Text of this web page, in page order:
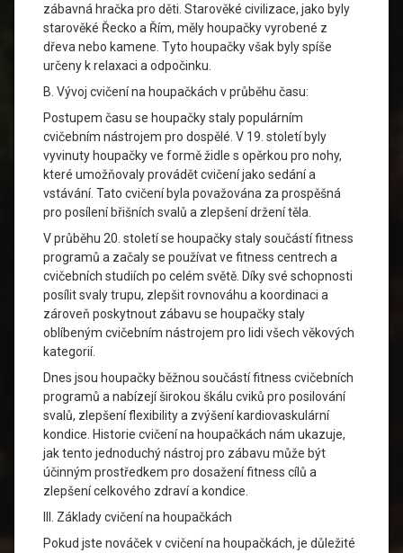
zábavná hračka pro děti. Starověké civilizace, jako byly
starověké Řecko a Řím, měly houpačky vyrobené z
dřeva nebo kamene. Tyto houpačky však byly spíše
určeny k relaxaci a odpočinku.
B. Vývoj cvičení na houpačkách v průběhu času:
Postupem času se houpačky staly populárním
cvičebním nástrojem pro dospělé. V 19. století byly
vyvinuty houpačky ve formě židle s opěrkou pro nohy,
které umožňovaly provádět cvičení jako sedání a
vstávání. Tato cvičení byla považována za prospěšná
pro posílení břišních svalů a zlepšení držení těla.
V průběhu 20. století se houpačky staly součástí fitness
programů a začaly se používat ve fitness centrech a
cvičebních studiích po celém světě. Díky své schopnosti
posílit svaly trupu, zlepšit rovnováhu a koordinaci a
zároveň poskytnout zábavu se houpačky staly
oblíbeným cvičebním nástrojem pro lidi všech věkových
kategorií.
Dnes jsou houpačky běžnou součástí fitness cvičebních
programů a nabízejí širokou škálu cviků pro posilování
svalů, zlepšení flexibility a zvýšení kardiovaskulární
kondice. Historie cvičení na houpačkách nám ukazuje,
jak tento jednoduchý nástroj pro zábavu může být
účinným prostředkem pro dosažení fitness cílů a
zlepšení celkového zdraví a kondice.
III. Základy cvičení na houpačkách
Pokud jste nováček v cvičení na houpačkách, je důležité